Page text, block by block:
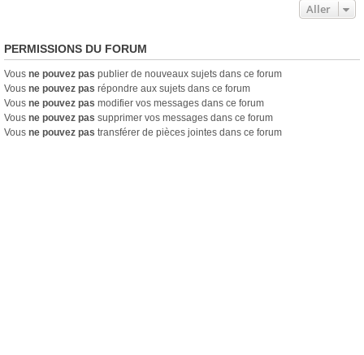
Aller
PERMISSIONS DU FORUM
Vous ne pouvez pas publier de nouveaux sujets dans ce forum
Vous ne pouvez pas répondre aux sujets dans ce forum
Vous ne pouvez pas modifier vos messages dans ce forum
Vous ne pouvez pas supprimer vos messages dans ce forum
Vous ne pouvez pas transférer de pièces jointes dans ce forum